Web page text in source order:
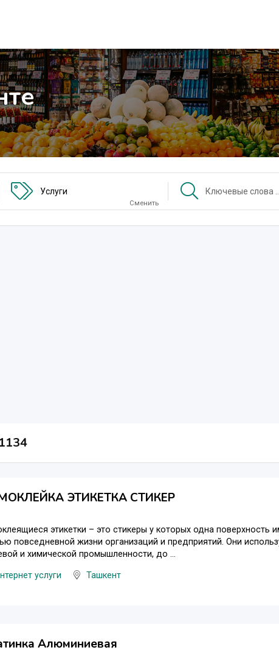
Услуги
Сменить
ЭТИКЕТКА СТИКЕР
этикетки – это стикеры у которых одна поверхность
повседневной жизни организаций и предприятий. Они
и химической промышленности, до ...
услуги Ташкент
Алюминиевая